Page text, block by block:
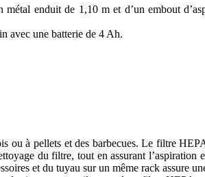
enduit de 1,10 m et d’un embout
avec une batterie de 4 Ah.
ou à pellets et des barbecues. Le filtre
du filtre, tout en assurant l’aspiration
et du tuyau sur un même rack assure